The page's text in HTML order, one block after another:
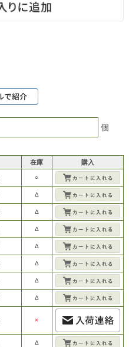
個
在庫 購入
○
Δ
Δ
Δ
Δ
Δ
Δ
Δ
×
Δ